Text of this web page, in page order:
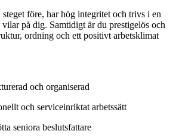
före, har hög integritet och trivs i en
på dig. Samtidigt är du prestigelös och
ordning och ett positivt arbetsklimat
och organiserad
och serviceinriktat arbetssätt
seniora beslutsfattare